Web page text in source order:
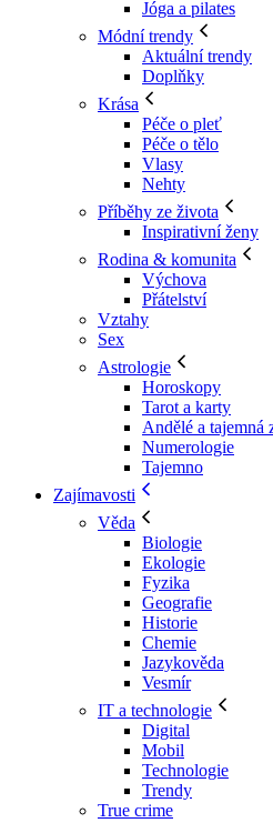
Jóga a pilates
Módní trendy
Aktuální trendy
Doplňky
Krása
Péče o pleť
Péče o tělo
Vlasy
Nehty
Příběhy ze života
Inspirativní ženy
Rodina & komunita
Výchova
Přátelství
Vztahy
Sex
Astrologie
Horoskopy
Tarot a karty
Andělé a tajemná
Numerologie
Tajemno
Zajímavosti
Věda
Biologie
Ekologie
Fyzika
Geografie
Historie
Chemie
Jazykověda
Vesmír
IT a technologie
Digital
Mobil
Technologie
Trendy
True crime